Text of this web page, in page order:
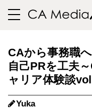
toggle
CAから事務職
自己PRを工夫
ャリア体験談
Yuka